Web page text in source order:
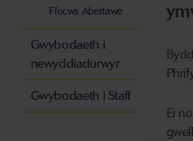
Ei
Ffocws Abertawe
Gwybodaeth i
newyddiadurwyr
Gwybodaeth i Staff